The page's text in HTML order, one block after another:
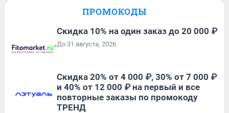
ПРОМОКОДЫ
Скидка 10% на один заказ до 20 000 ₽
До 31 августа, 2026
Скидка 20% от 4 000 ₽, 30% от 7 000 ₽
и 40% от 12 000 ₽ на первый и все
повторные заказы по промокоду
ТРЕНД